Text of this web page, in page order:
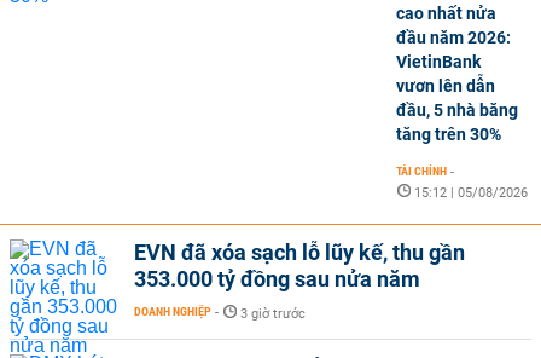
cao nhất nửa
đầu năm 2026:
VietinBank
vươn lên dẫn
đầu, 5 nhà băng
tăng trên 30%
TÀI CHÍNH -
15:12 | 05/08/2026
EVN đã xóa sạch lỗ lũy kế, thu gần
353.000 tỷ đồng sau nửa năm
DOANH NGHIỆP - 3 giờ trước